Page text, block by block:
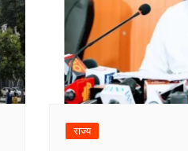
राज्य